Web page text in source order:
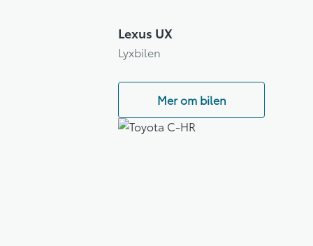
Lexus UX
Lyxbilen
Mer om bilen